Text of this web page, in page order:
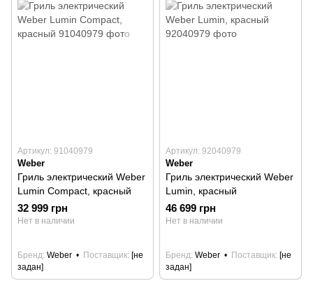
Артикул: 91040979
Weber
Гриль электрический Weber
Lumin Compact, красный
32 999 грн
Нет в наличии
Бренд Weber Поставщик [не
задан]
Артикул: 92040979
Weber
Гриль электрический Weber
Lumin, красный
46 699 грн
Нет в наличии
Бренд Weber Поставщик [не
задан]